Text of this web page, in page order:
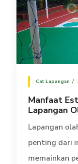
Cat Lapangan
Manfaat
Lapangan
Lapangan
penting dari
memainkan